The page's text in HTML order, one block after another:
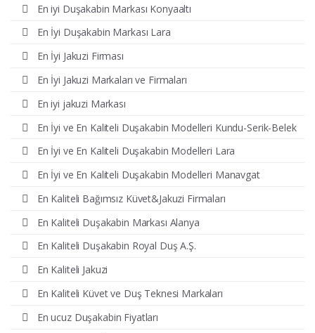
En iyi Duşakabin Markası Konyaaltı
En İyi Duşakabin Markası Lara
En İyi Jakuzi Firması
En İyi Jakuzi Markaları ve Firmaları
En iyi jakuzi Markası
En İyi ve En Kaliteli Duşakabin Modelleri Kundu-Serik-Belek
En İyi ve En Kaliteli Duşakabin Modelleri Lara
En İyi ve En Kaliteli Duşakabin Modelleri Manavgat
En Kaliteli Bağımsız Küvet&Jakuzi Firmaları
En Kaliteli Duşakabin Markası Alanya
En Kaliteli Duşakabin Royal Duş A.Ş.
En Kaliteli Jakuzi
En Kaliteli Küvet ve Duş Teknesi Markaları
En ucuz Duşakabin Fiyatları